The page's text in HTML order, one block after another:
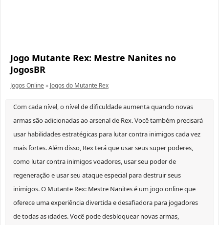
Jogo Mutante Rex: Mestre Nanites no
JogosBR
Jogos Online» Jogos do Mutante Rex
Com cada nível, o nível de dificuldade aumenta quando novas
armas são adicionadas ao arsenal de Rex. Você também precisará
usar habilidades estratégicas para lutar contra inimigos cada vez
mais fortes. Além disso, Rex terá que usar seus super poderes,
como lutar contra inimigos voadores, usar seu poder de
regeneração e usar seu ataque especial para destruir seus
inimigos. O Mutante Rex: Mestre Nanites é um jogo online que
oferece uma experiência divertida e desafiadora para jogadores
de todas as idades. Você pode desbloquear novas armas,